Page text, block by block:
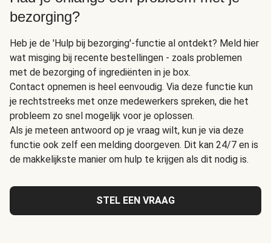
bezorging?
Heb je de 'Hulp bij bezorging'-functie al ontdekt? Meld hier
wat misging bij recente bestellingen - zoals problemen
met de bezorging of ingrediënten in je box.
Contact opnemen is heel eenvoudig. Via deze functie kun
je rechtstreeks met onze medewerkers spreken, die het
probleem zo snel mogelijk voor je oplossen.
Als je meteen antwoord op je vraag wilt, kun je via deze
functie ook zelf een melding doorgeven. Dit kan 24/7 en is
de makkelijkste manier om hulp te krijgen als dit nodig is.
STEL EEN VRAAG